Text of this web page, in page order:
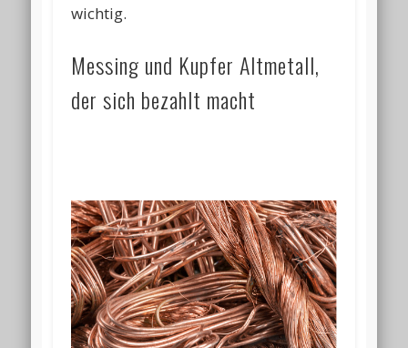
wichtig.
Messing und Kupfer Altmetall,
der sich bezahlt macht